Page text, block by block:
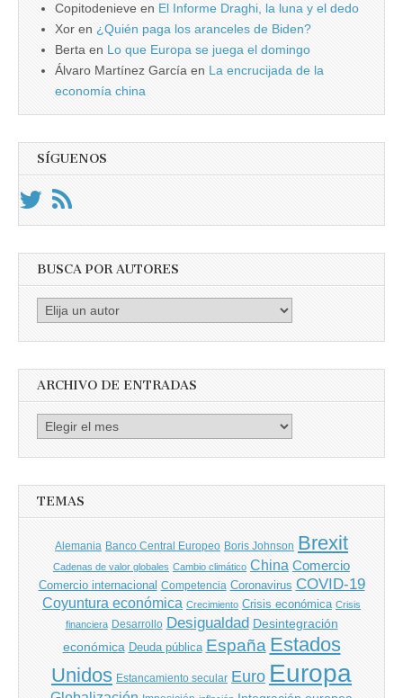
Copitodenieve en El Informe Draghi, la luna y el dedo
Xor en ¿Quién paga los aranceles de Biden?
Berta en Lo que Europa se juega el domingo
Álvaro Martínez García en La encrucijada de la
economía china
SÍGUENOS
BUSCA POR AUTORES
Busca
ARCHIVO DE ENTRADAS
Archivo
TEMAS
Alemania Banco Central Europeo Boris Johnson Brexit
Cadenas de valor globales Cambio climático China Comercio
Comercio internacional Competencia Coronavirus COVID-19
Coyuntura económica Crecimiento Crisis económica Crisis
financiera Desarrollo Desigualdad Desintegración
económica Deuda pública España Estados
Unidos Estancamiento secular Euro Europa